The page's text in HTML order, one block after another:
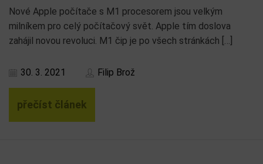
Nové Apple počítače s M1 procesorem jsou velkým
milníkem pro celý počítačový svět. Apple tím doslova
zahájil novou revoluci. M1 čip je po všech stránkách […]
30. 3. 2021 Filip Brož
přečíst článek